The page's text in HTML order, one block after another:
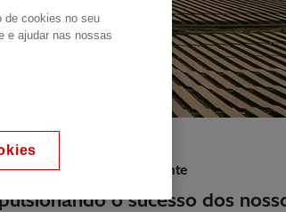
os desafios do cliente
o sucesso dos
de cookies no seu
e ajudar nas nossas